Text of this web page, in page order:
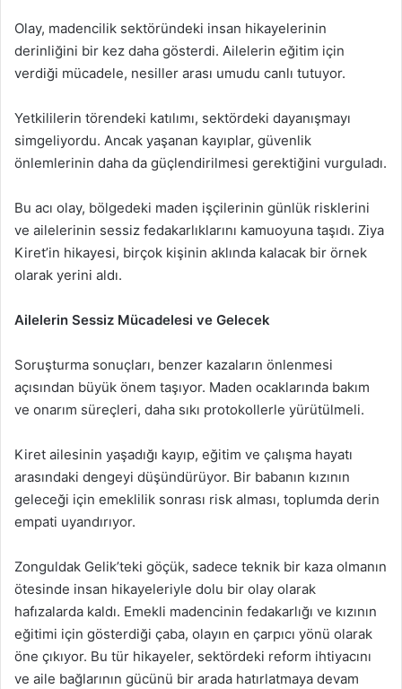
Olay, madencilik sektöründeki insan hikayelerinin
derinliğini bir kez daha gösterdi. Ailelerin eğitim için
verdiği mücadele, nesiller arası umudu canlı tutuyor.
Yetkililerin törendeki katılımı, sektördeki dayanışmayı
simgeliyordu. Ancak yaşanan kayıplar, güvenlik
önlemlerinin daha da güçlendirilmesi gerektiğini vurguladı.
Bu acı olay, bölgedeki maden işçilerinin günlük risklerini
ve ailelerinin sessiz fedakarlıklarını kamuoyuna taşıdı. Ziya
Kiret’in hikayesi, birçok kişinin aklında kalacak bir örnek
olarak yerini aldı.
Ailelerin Sessiz Mücadelesi ve Gelecek
Soruşturma sonuçları, benzer kazaların önlenmesi
açısından büyük önem taşıyor. Maden ocaklarında bakım
ve onarım süreçleri, daha sıkı protokollerle yürütülmeli.
Kiret ailesinin yaşadığı kayıp, eğitim ve çalışma hayatı
arasındaki dengeyi düşündürüyor. Bir babanın kızının
geleceği için emeklilik sonrası risk alması, toplumda derin
empati uyandırıyor.
Zonguldak Gelik’teki göçük, sadece teknik bir kaza olmanın
ötesinde insan hikayeleriyle dolu bir olay olarak
hafızalarda kaldı. Emekli madencinin fedakarlığı ve kızının
eğitimi için gösterdiği çaba, olayın en çarpıcı yönü olarak
öne çıkıyor. Bu tür hikayeler, sektördeki reform ihtiyacını
ve aile bağlarının gücünü bir arada hatırlatmaya devam